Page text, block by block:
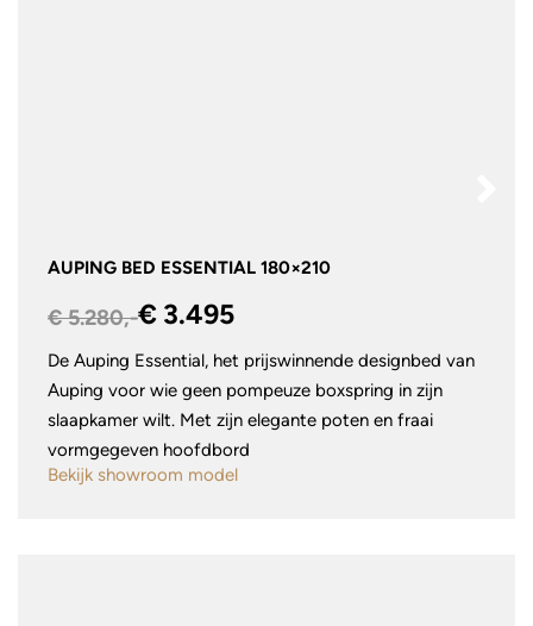
AUPING BED ESSENTIAL 180×210
€ 5.280,-€ 3.495
De Auping Essential, het prijswinnende designbed van
Auping voor wie geen pompeuze boxspring in zijn
slaapkamer wilt. Met zijn elegante poten en fraai
vormgegeven hoofdbord
Bekijk showroom model